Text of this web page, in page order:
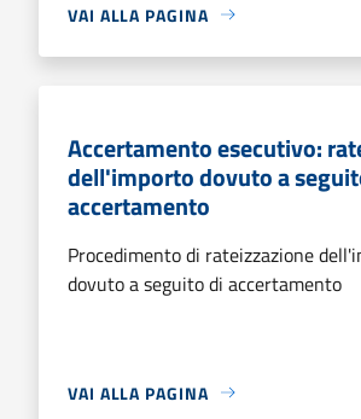
VAI ALLA PAGINA
Accertamento esecutivo:
dell'importo dovuto a
accertamento
Procedimento di rateizzazione
dovuto a seguito di accertamento
VAI ALLA PAGINA